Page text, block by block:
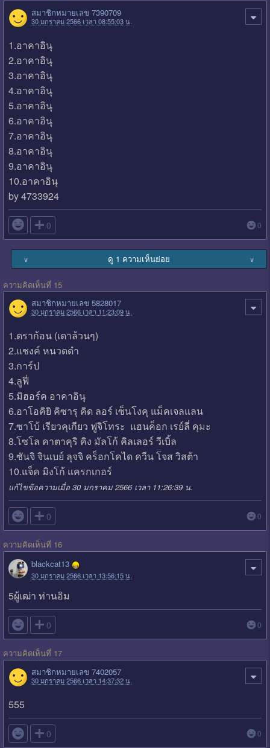
สมาชิกหมายเลข 7390709
30 มกราคม 2566 เวลา 08:55:03 น.
1.อาคาอินุ
2.อาคาอินุ
3.อาคาอินุ
4.อาคาอินุ
5.อาคาอินุ
6.อาคาอินุ
7.อาคาอินุ
8.อาคาอินุ
9.อาคาอินุ
10.อาคาอินุ
by 4733924
 0 0
∨ ดู 1 ความเห็นย่อย ∨
ความคิดเห็นที่ 15
สมาชิกหมายเลข 5828017
30 มกราคม 2566 เวลา 11:23:09 น.
1.ดราก้อน (เดาล้วนๆ)
2.แชงค์ หนวดดำ
3.การ์ป
4.ลูฟี่
5.มิฮอร์ค อาคาอินุ
6.อาโอคิยิ คิซารุ คิด ลอร์ เซ็นโงคุ แม็คเจลแลน
7.ซาโบ้ เรียวคุเกียว ฟูจิโทระ แฮนค็อก เรย์ลี่ คุมะ
8.โซโล คาตาคุริ คิง มัลโก้ คิลเลอร์ วีเบิ้ล
9.ซันจิ จินเบย์ ลุจจิ คร็อกโคได ควีน โจส วิสต้า
10.แจ็ค มิงโก้ แครกเกอร์
แก้ไขข้อความเมื่อ 30 มกราคม 2566 เวลา 11:26:39 น.
 0 0
ความคิดเห็นที่ 16
blackcat13
30 มกราคม 2566 เวลา 13:56:15 น.
5ผู้เฒ่า ท่านอิม
 0 0
ความคิดเห็นที่ 17
สมาชิกหมายเลข 7402057
30 มกราคม 2566 เวลา 14:37:32 น.
555
 0 0